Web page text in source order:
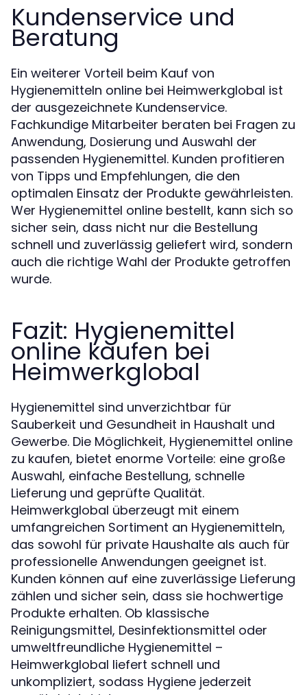
Kundenservice und
Beratung
Ein weiterer Vorteil beim Kauf von
Hygienemitteln online bei Heimwerkglobal ist
der ausgezeichnete Kundenservice.
Fachkundige Mitarbeiter beraten bei Fragen zu
Anwendung, Dosierung und Auswahl der
passenden Hygienemittel. Kunden profitieren
von Tipps und Empfehlungen, die den
optimalen Einsatz der Produkte gewährleisten.
Wer Hygienemittel online bestellt, kann sich so
sicher sein, dass nicht nur die Bestellung
schnell und zuverlässig geliefert wird, sondern
auch die richtige Wahl der Produkte getroffen
wurde.
Fazit: Hygienemittel
online kaufen bei
Heimwerkglobal
Hygienemittel sind unverzichtbar für
Sauberkeit und Gesundheit in Haushalt und
Gewerbe. Die Möglichkeit, Hygienemittel online
zu kaufen, bietet enorme Vorteile: eine große
Auswahl, einfache Bestellung, schnelle
Lieferung und geprüfte Qualität.
Heimwerkglobal überzeugt mit einem
umfangreichen Sortiment an Hygienemitteln,
das sowohl für private Haushalte als auch für
professionelle Anwendungen geeignet ist.
Kunden können auf eine zuverlässige Lieferung
zählen und sicher sein, dass sie hochwertige
Produkte erhalten. Ob klassische
Reinigungsmittel, Desinfektionsmittel oder
umweltfreundliche Hygienemittel –
Heimwerkglobal liefert schnell und
unkompliziert, sodass Hygiene jederzeit